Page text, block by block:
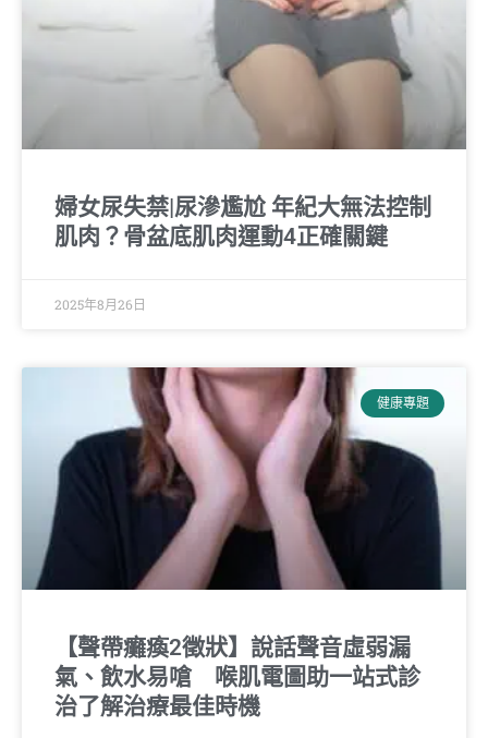
婦女尿失禁|尿滲尷尬 年紀大無法控制
肌肉？骨盆底肌肉運動4正確關鍵
2025年8月26日
健康專題
【聲帶癱瘓2徵狀】說話聲音虛弱漏
氣、飲水易嗆 喉肌電圖助一站式診
治了解治療最佳時機